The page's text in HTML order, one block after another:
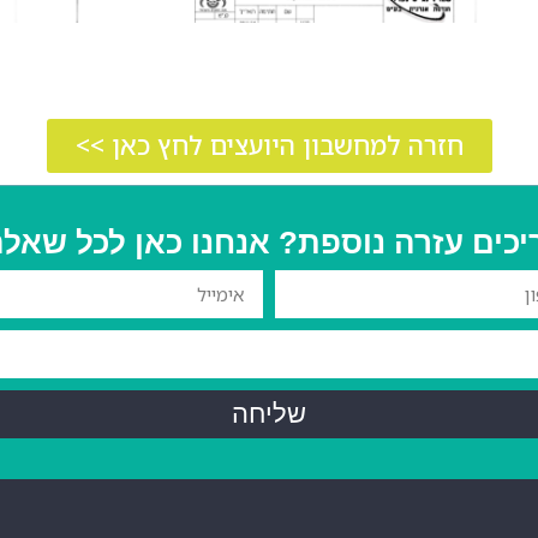
חזרה למחשבון היועצים לחץ כאן >>
עזרה נוספת? אנחנו כאן לכל
שליחה